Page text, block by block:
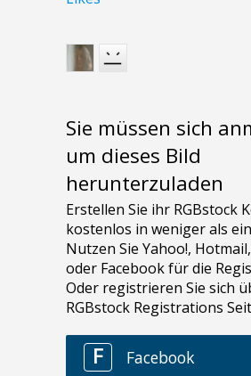
Sie müssen sich
um dieses Bild
herunterzuladen